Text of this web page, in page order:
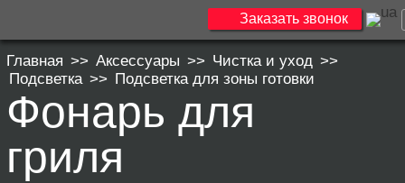
Заказать звонок
Главная >> Аксессуары >> Чистка и уход >>
Подсветка >> Подсветка для зоны готовки
Фонарь для
гриля